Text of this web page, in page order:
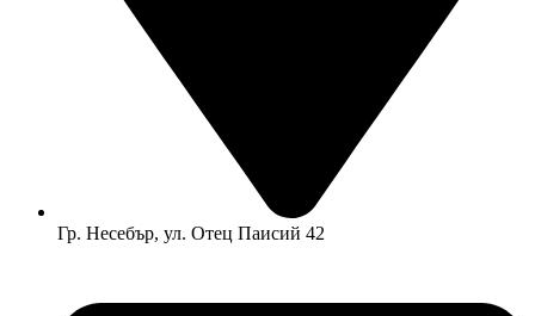
Гр. Несебър, ул. Отец Паисий 42